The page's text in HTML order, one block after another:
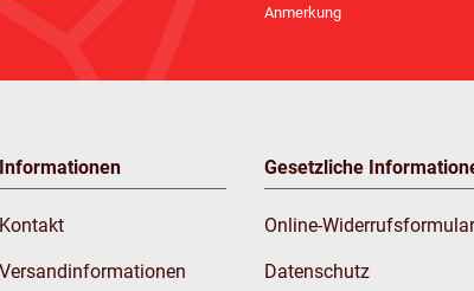
Anmerkung
Informationen
Kontakt
Versandinformationen
Gesetzliche
Online-Widerrufsformular
Datenschutz